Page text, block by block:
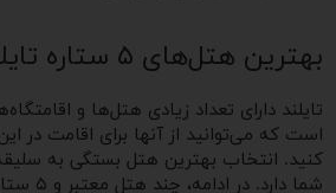
بهترین هتل‌های ۵ ستاره تایلند
تایلند دارای تعداد زیادی هتل‌ها و
است که می‌توانید از آنها برای اقامت در
کنید. انتخاب بهترین هتل بستگی به
شما